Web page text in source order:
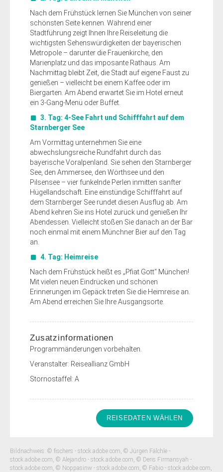
Nach dem Frühstück lernen Sie München von seiner
schönsten Seite kennen. Während einer
Stadtführung zeigt Ihnen Ihre Reiseleitung die
wichtigsten Sehenswürdigkeiten der bayerischen
Metropole – darunter die Frauenkirche, den
Marienplatz und das imposante Rathaus. Am
Nachmittag bleibt Zeit, die Stadt auf eigene Faust zu
genießen – vielleicht bei einem Kaffee oder im
Biergarten. Am Abend erwartet Sie im Hotel erneut
ein 3-Gang-Menü oder Buffet.
3. Tag: 4-See Fahrt und Schifffahrt auf dem
Starnberger See
Am Vormittag unternehmen Sie eine
abwechslungsreiche Rundfahrt durch das
bayerische Voralpenland. Sie sehen den Starnberger
See, den Ammersee, den Wörthsee und den
Pilsensee – vier funkelnde Perlen inmitten sanfter
Hügellandschaft. Eine einstündige Schifffahrt auf
dem Starnberger See rundet diesen Ausflug ab. Am
Abend kehren Sie ins Hotel zurück und genießen Ihr
Abendessen. Vielleicht stoßen Sie danach an der Bar
noch einmal mit einem Münchner Bier auf den Tag
an.
4. Tag: Heimreise
Nach dem Frühstück heißt es „Pfiat Gott“ München!
Mit vielen neuen Eindrücken und schönen
Erinnerungen im Gepäck treten Sie die Heimreise an.
Am Abend erreichen Sie Ihre Ausgangsorte.
Zusatzinformationen
Programmänderungen vorbehalten.
Veranstalter: Reiseallianz GmbH
Stornostaffel: A
REISEDATEN WÄHLEN
Bildnachweis: © fischers - stock.adobe.com, © Jürgen Fälchle -
stock.adobe.com, © Alejandro - stock.adobe.com, © Deris Firmansyah -
stock.adobe.com, © Noppasinw - stock.adobe.com, © Fabio - stock.adobe.com,